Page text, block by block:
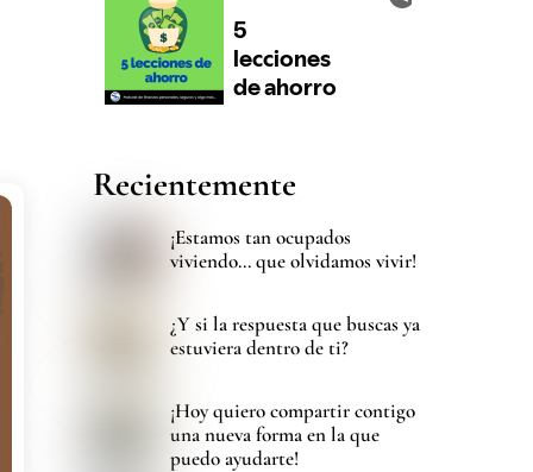
Recientemente
¡Estamos tan ocupados
viviendo… que olvidamos vivir!
¿Y si la respuesta que buscas ya
estuviera dentro de ti?
¡Hoy quiero compartir contigo
una nueva forma en la que
puedo ayudarte!